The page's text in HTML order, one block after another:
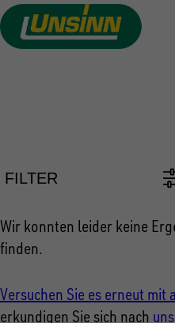
Direkt
zum
Inhalt
FILTER
Wir konnten leider keine
finden.
Versuchen Sie es erneut mit
erkundigen Sie sich nach